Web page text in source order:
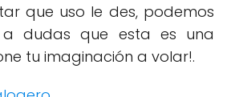
que uso le des, podemos
dudas que esta es una
tu imaginación a volar!.